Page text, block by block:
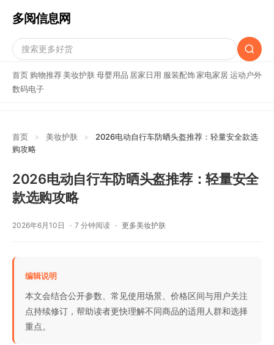
多阅信息网
首页 购物推荐 美妆护肤母婴用品 居家日用 服装配饰家电家居运动户外
数码电子
首页 > 美妆护肤 >
2026电动自行车防晒头盔推荐：轻量安全款选
购攻略
2026电动自行车防晒头盔推荐：轻量安全
款选购攻略
2026年6月10日 7 分钟阅读 更多美妆护肤
编辑说明
本文会结合公开参数、常见使用场景、价格区间与用户关注
点持续修订，帮助读者更快理解不同商品的适用人群和选择
重点。